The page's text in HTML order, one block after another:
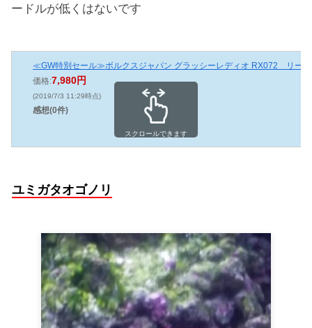
ードルが低くはないです
≪GW特別セール≫ボルクスジャパン グラッシーレディオ RX072 リーフ
価格:7,980円
(2019/7/3 11:29時点)
感想(0件)
スクロールできます
ユミガタオゴノリ